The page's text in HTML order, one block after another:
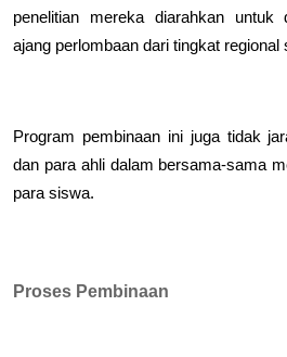
penelitian mereka diarahkan untuk
ajang perlombaan dari tingkat regional
Program pembinaan ini juga tidak
dan para ahli dalam bersama-sama
para siswa.
Proses Pembinaan